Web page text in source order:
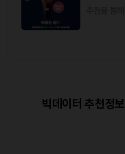
빅데이터 추천정보